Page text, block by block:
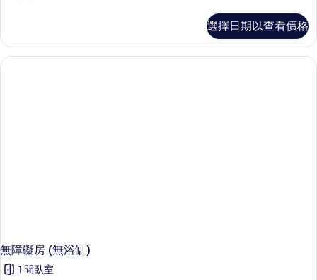
房
的
詳
選擇日期以查看價格
無障礙房 (無浴缸)
1 間臥室